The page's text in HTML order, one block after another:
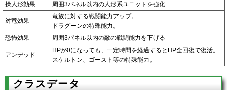
操人形効果
周囲3パネル以内の人形系ユニットを強化
対竜効果
竜族に対する戦闘能力アップ。
ドラグーンの特殊能力。
恐怖効果
周囲3パネル以内の敵の戦闘能力を下げる
アンデッド
HPが0になっても、一定時間を経過するとHP全回復で復活。
スケルトン、ゴースト等の特殊能力。
クラスデータ